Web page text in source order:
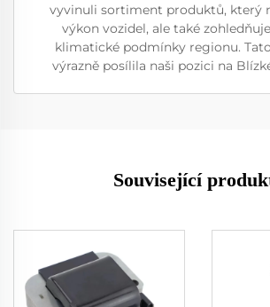
vyvinuli sortiment produktů, který
výkon vozidel, ale také
klimatické podmínky regionu.
výrazně posílila naši pozici na
Související